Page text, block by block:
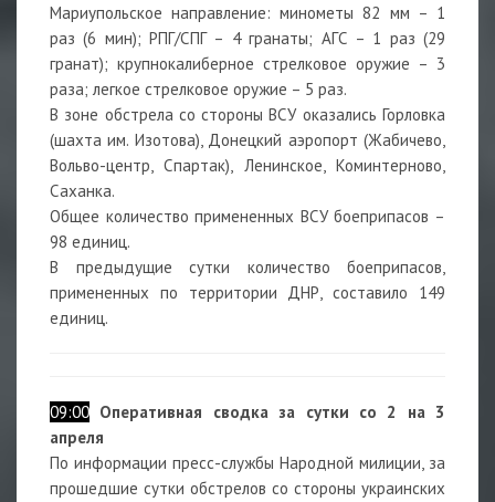
Мариупольское направление: минометы 82 мм – 1
раз (6 мин); РПГ/СПГ – 4 гранаты; АГС – 1 раз (29
гранат); крупнокалиберное стрелковое оружие – 3
раза; легкое стрелковое оружие – 5 раз.
В зоне обстрела со стороны ВСУ оказались Горловка
(шахта им. Изотова), Донецкий аэропорт (Жабичево,
Вольво-центр, Спартак), Ленинское, Коминтерново,
Саханка.
Общее количество примененных ВСУ боеприпасов –
98 единиц.
В предыдущие сутки количество боеприпасов,
примененных по территории ДНР, составило 149
единиц.
09:00 Оперативная сводка за сутки со 2 на 3
апреля
По информации пресс-службы Народной милиции, за
прошедшие сутки обстрелов со стороны украинских